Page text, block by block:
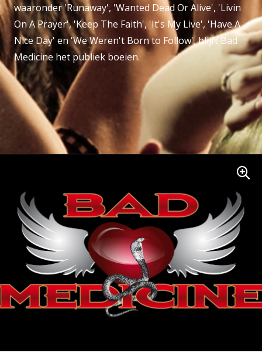
waaronder 'Runaway', 'Wanted Dead Or Alive', 'Livin
On A Prayer', 'Keep The Faith', 'It's My Live', 'Have A
Nice Day' en 'We Weren't Born to Follow', blijft Bad
Medicine het publiek boeien.